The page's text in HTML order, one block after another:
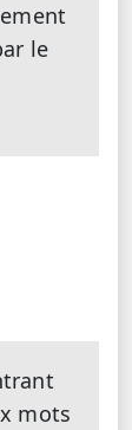
le
mots